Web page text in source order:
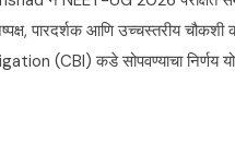
पारदर्शक आणि उच्चस्तरीय
(CBI) कडे सोपवण्याचा निर्णय